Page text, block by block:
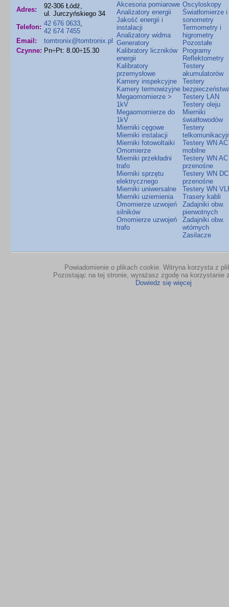
Adres:
92-306 Łódź,
ul. Jurczyńskiego 34
Telefon: 42 676 0633,
42 674 7455
Email:
tomtronix@tomtronix.pl
Czynne: Pn÷Pt: 8.00÷15.30
Akcesoria pomiarowe
Analizatory energii
Jakość energii i
instalacji
Analizatory widma
Generatory
Kalibratory liczników
energii
Kalibratory
przemysłowe
Kamery inspekcyjne
Kamery termowizyjne
Megaomomierze >
1kV
Megaomomierze do
1kV
Mierniki cęgowe
Mierniki instalacji
Mierniki fotowoltaiki
Omomierze
Mierniki przekładni
trafo
Mierniki sprzętu
elektrycznego
Mierniki uniwersalne
Mierniki uziemienia
Omomierze uzwojeń
silników
Omomierze uzwojeń
trafo
Oscyloskopy
Światłomierze i
sonometry
Termometry i
higrometry
Pozostałe
Programy
Reflektometry
Testery
akumulatorów
Testery
Testery LAN
Testery oleju
Mierniki
światłowodów
Testery
Testery WN AC
mobilne
Testery WN AC
przenośne
Testery WN DC
przenośne
Testery WN
Trasery kabli
Zadajniki obw.
pierwotnych
Zadajniki obw.
wtórnych
Zasilacze
Powiadomienie o plikach cookie. Witryna korzysta z
Pozostając na tej stronie, wyrażasz zgodę na korzystanie
Dowiedz się więcej